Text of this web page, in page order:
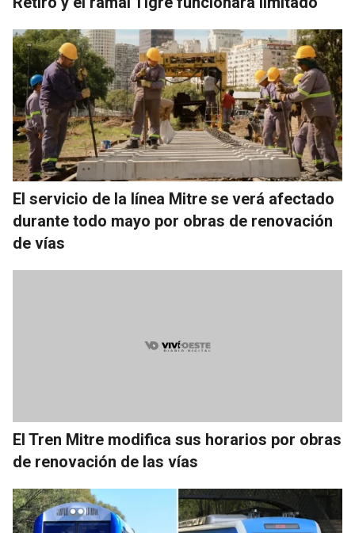
El servicio de la línea Mitre se verá afectado
durante todo mayo por obras de renovación
de vías
El Tren Mitre modifica sus horarios por obras
de renovación de las vías